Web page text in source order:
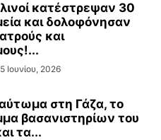
κατέστρεψαν 30
και δολοφόνησαν
και
Ιουνίου, 2026
στη Γάζα, το
βασανιστηρίων του
τα...